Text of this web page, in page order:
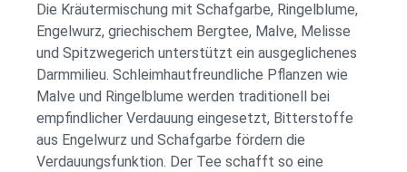
Die Kräutermischung mit Schafgarbe, Ringelblume,
Engelwurz, griechischem Bergtee, Malve, Melisse
und Spitzwegerich unterstützt ein ausgeglichenes
Darmmilieu. Schleimhautfreundliche Pflanzen wie
Malve und Ringelblume werden traditionell bei
empfindlicher Verdauung eingesetzt, Bitterstoffe
aus Engelwurz und Schafgarbe fördern die
Verdauungsfunktion. Der Tee schafft so eine